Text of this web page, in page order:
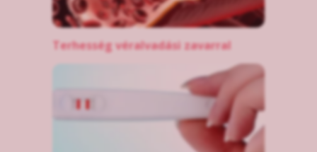
Terhesség véralvadási zavarral